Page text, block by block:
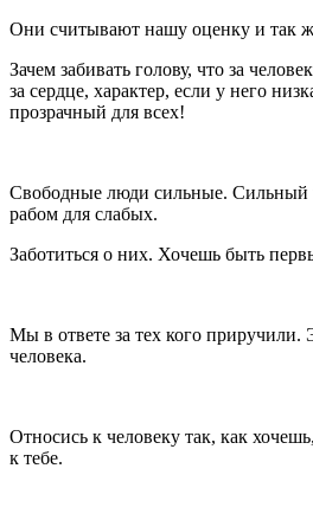
Они считывают нашу оценку и так
Зачем забивать голову, что за
за сердце, характер, если у него
прозрачный для всех!
Свободные люди сильные. Сильный
рабом для слабых.
Заботиться о них. Хочешь быть
Мы в ответе за тех кого приручили.
человека.
Относись к человеку так, как
к тебе.